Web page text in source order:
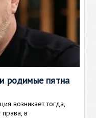
родимые пятна
возникает тогда,
в